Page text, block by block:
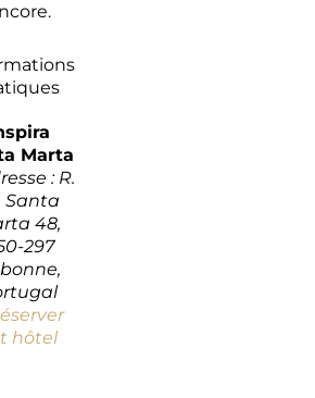
Marta
: R.
Santa
48,
297
hôtel